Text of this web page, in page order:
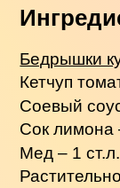
Бедрышки
Кетчуп
Соевый
Сок лимона
Мед – 1 ст.л.